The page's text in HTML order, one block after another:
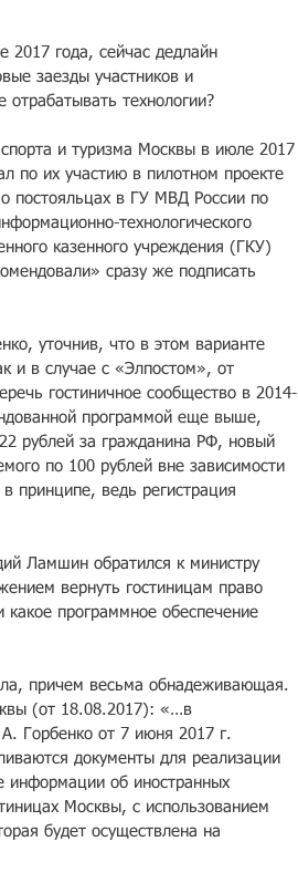
2017 года, сейчас дедлайн
заезды участников и
технологии?
и туризма Москвы в июле 2017
по их участию в пилотном проекте
постояльцах в ГУ МВД России по
технологического
казенного учреждения (ГКУ)
сразу же подписать
уточнив, что в этом варианте
и в случае с «Элпостом», от
гостиничное сообщество в 2014-
программой еще выше,
рублей за гражданина РФ, новый
по 100 рублей вне зависимости
принципе, ведь регистрация
Ламшин обратился к министру
вернуть гостиницам право
программное обеспечение
причем весьма обнадеживающая.
(от 18.08.2017): «…в
Горбенко от 7 июня 2017 г.
документы для реализации
информации об иностранных
Москвы, с использованием
будет осуществлена на